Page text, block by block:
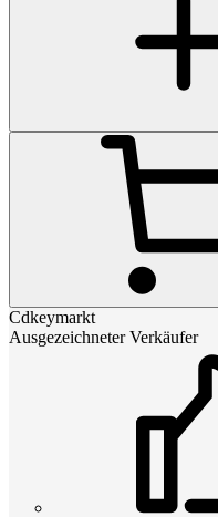
Cdkeymarkt
Ausgezeichneter Verkäufer